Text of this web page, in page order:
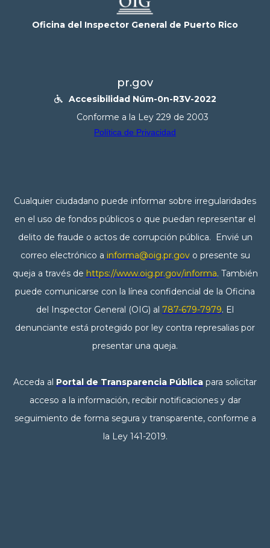
Oficina del Inspector General de Puerto Rico
pr.gov

Accesibilidad Núm-0n-R3V-2022
Conforme a la Ley 229 de 2003
Política de Privacidad
Cualquier ciudadano puede informar sobre irregularidades
en el uso de fondos públicos o que puedan representar el
delito de fraude o actos de corrupción pública. Envié un
correo electrónico a informa@oig.pr.govo presente su
queja a través de https://www.oig.pr.gov/informa. También
puede comunicarse con la línea confidencial de la Oficina
del Inspector General (OIG) al 787-679-7979. El
denunciante está protegido por ley contra represalias por
presentar una queja.
Acceda al Portal de Transparencia Pública para solicitar
acceso a la información, recibir notificaciones y dar
seguimiento de forma segura y transparente, conforme a
la Ley 141-2019.